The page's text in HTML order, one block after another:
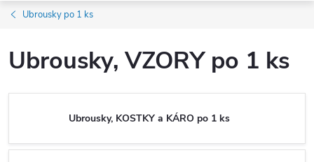
Ubrousky po 1 ks
Ubrousky, VZORY po 1 ks
Ubrousky, KOSTKY a KÁRO po 1 ks